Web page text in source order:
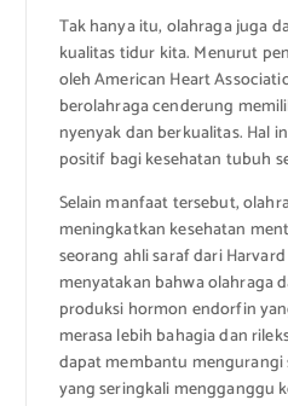
Tak hanya itu, olahraga juga
kualitas tidur kita. Menurut
oleh American Heart
berolahraga cenderung
nyenyak dan berkualitas. Hal
positif bagi kesehatan tubuh
Selain manfaat tersebut,
meningkatkan kesehatan
seorang ahli saraf dari
menyatakan bahwa olahraga
produksi hormon endorfin
merasa lebih bahagia dan
dapat membantu mengurangi
yang seringkali mengganggu